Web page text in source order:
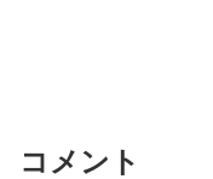
コメント